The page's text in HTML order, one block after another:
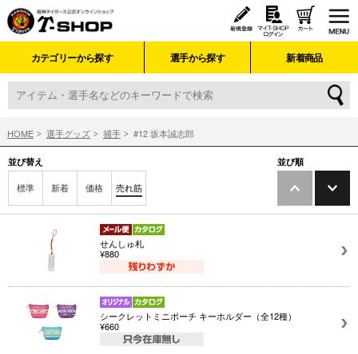
カテゴリーから探す 選手から探す 新着商品
HOME 選手グッズ 捕手 #12 坂本誠志郎
並び替え
標準 新着 価格 売れ筋
並び順
せんしゅ札
¥880
シークレットミニポーチ キーホルダー（全12種）
¥660